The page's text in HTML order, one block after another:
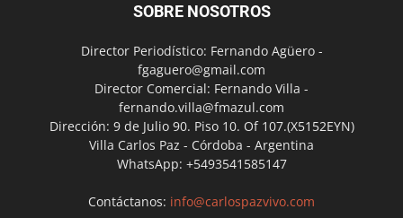
SOBRE NOSOTROS
Director Periodístico: Fernando Agüero -
fgaguero@gmail.com
Director Comercial: Fernando Villa -
fernando.villa@fmazul.com
Dirección: 9 de Julio 90. Piso 10. Of 107.(X5152EYN)
Villa Carlos Paz - Córdoba - Argentina
WhatsApp: +5493541585147
Contáctanos: info@carlospazvivo.com